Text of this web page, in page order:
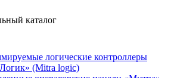
каталог
логические контроллеры
(Mitra logic)